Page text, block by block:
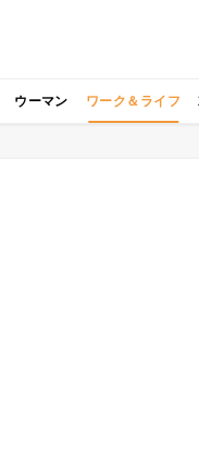
ウーマン ワーク＆ライフ